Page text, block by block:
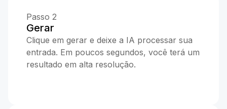
Passo 2
Gerar
Clique em gerar e deixe a IA processar sua
entrada. Em poucos segundos, você terá um
resultado em alta resolução.